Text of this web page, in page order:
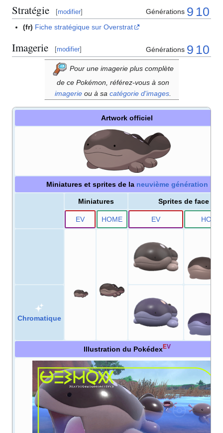
Stratégie [modifier] Générations 9 10
(fr) Fiche stratégique sur Overstrat
Imagerie [modifier] Générations 9 10
Pour une imagerie plus complète
de ce Pokémon, référez-vous à son
imagerieou à sa catégorie d'images.
Artwork officiel
Miniatures et sprites de la neuvième génération
Miniatures Sprites de face
EV HOME EV HOME
Chromatique
Illustration du PokédexEV